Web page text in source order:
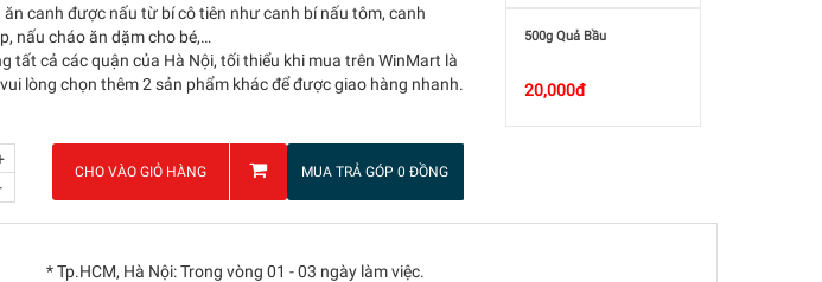
ăn canh được nấu từ bí cô tiên như canh bí nấu tôm, canh
nấu cháo ăn dặm cho bé,…
tất cả các quận của Hà Nội, tối thiểu khi mua trên WinMart là
lòng chọn thêm 2 sản phẩm khác để được giao hàng nhanh.
CHO VÀO GIỎ HÀNG MUA TRẢ GÓP 0 ĐỒNG
500g Quả Bầu
20,000đ
* Tp.HCM, Hà Nội: Trong vòng 01 - 03 ngày làm việc.